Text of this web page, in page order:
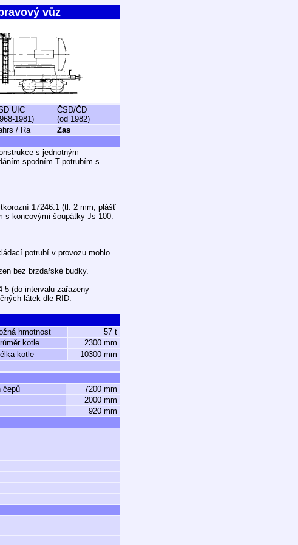
vůz
UIC
1981)
ČSD/ČD
(od 1982)
/ Ra Zas
s jednotným
spodním T-potrubím s
17246.1 (tl. 2 mm; plášť
s koncovými šoupátky Js 100.
potrubí v provozu mohlo
bez brzdařské budky.
5 (do intervalu zařazeny
látek dle RID.
hmotnost
57 t
kotle
2300 mm
kotle 10300 mm
čepů
7200 mm
2000 mm
920 mm